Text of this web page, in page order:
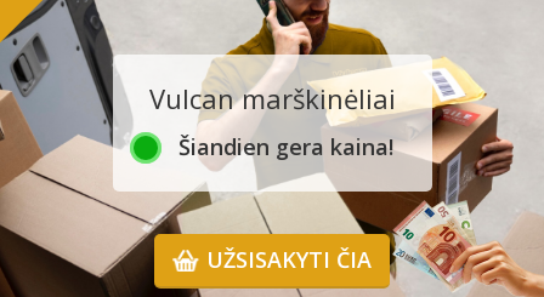
Vulcan marškinėliai
Šiandien gera kaina!
UŽSISAKYTI ČIA